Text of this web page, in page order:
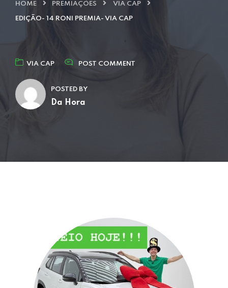
HOME PREMIAÇÕES VIA CAP
EDIÇÃO- 14 RONI PREMIA- VIA CAP
VIA CAP POST COMMENT
POSTED BY
Da Hora